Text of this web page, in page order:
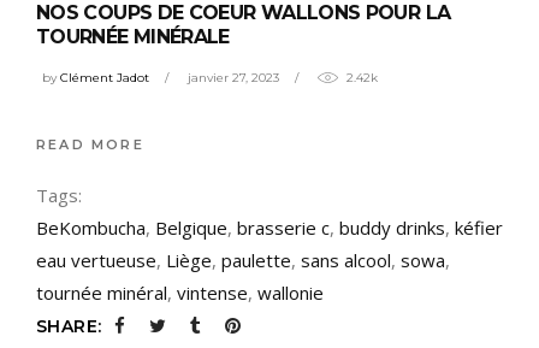
NOS COUPS DE COEUR WALLONS POUR LA
TOURNÉE MINÉRALE
byClément Jadot janvier 27, 2023 2.42k
READ MORE
Tags:
BeKombucha, Belgique, brasserie c, buddy drinks, kéfier
eau vertueuse, Liège, paulette, sans alcool, sowa,
tournée minéral, vintense, wallonie
SHARE: